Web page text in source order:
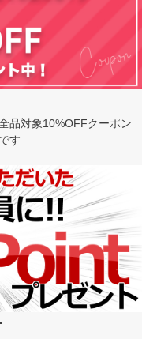
品対象10%OFFクーポン
す